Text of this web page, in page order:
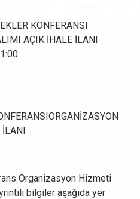
KONFERANSI
AÇIK İHALE İLANI
İLANI
Organizasyon Hizmeti
bilgiler aşağıda yer